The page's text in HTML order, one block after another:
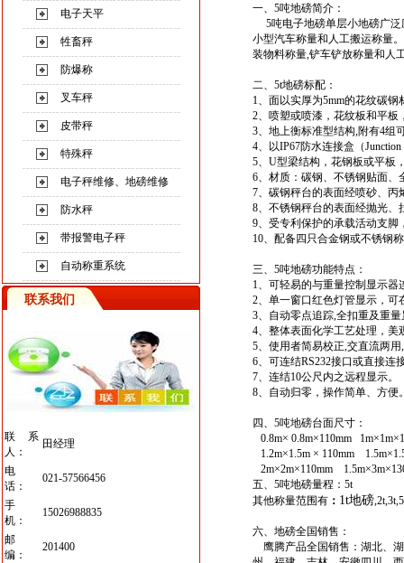
电子天平
牲畜秤
防爆称
叉车秤
皮带秤
特殊秤
电子秤维修、地磅维修
防水秤
带报警电子秤
自动称重系统
联系我们
联系
人：
田经理
电
话：
021-57566456
手
机：
15026988835
邮
编：
201400
一、 5吨地磅简介：
5吨电子地磅单层小地磅广泛
小型汽车称量和人工搬运称量
装物料称量,铲车铲放称量和人
二、 5t地磅标配：
1、面以实厚为5mm的花纹碳
2、喷塑或喷漆，花纹板和平板
3、地上衡标准型结构,附有4组
4、以IP67防水连接盒（
5、U型梁结构，花钢板或平板
6、材质：碳钢、不锈钢贴面、
7、碳钢秤台的表面经喷砂、丙
8、不锈钢秤台的表面经抛光、
9、受专利保护的承载活动支脚
10、配备四只合金钢或不锈钢
三、5吨地磅功能特点：
1、可轻易的与重量控制显示
2、单一窗口红色灯管显示，
3、自动零点追踪,全扣重及重
4、整体表面化学工艺处理，
5、使用者简易校正,交直流两
6、可连结RS232接口或直接连
7、连结10公尺内之远程显示。
8、自动归零，操作简单、方
四、5吨地磅台面尺寸：
0.8m× 0.8m×110mm
1.2m×1.5m × 110mm
2m×2m×110mm
五、5吨地磅量程：5t
其他称量范围有 ： 1t地磅
六、地磅全国销售：
鹰腾产品全国销售：湖北、